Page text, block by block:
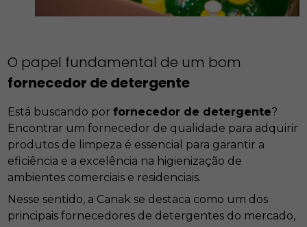
O papel fundamental de um bom
fornecedor de detergente
Está buscando porfornecedor de detergente?
Encontrar um fornecedor de qualidade para adquirir
produtos de limpeza é essencial para garantir a
eficiência e a excelência na higienização de
ambientes comerciais e residenciais.
Nesse sentido, a Canak se destaca como um dos
principais fornecedores de detergentes do mercado,